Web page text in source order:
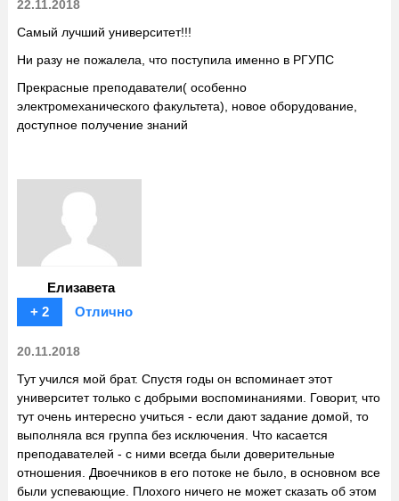
22.11.2018
Самый лучший университет!!!
Ни разу не пожалела, что поступила именно в РГУПС
Прекрасные преподаватели( особенно
электромеханического факультета), новое оборудование,
доступное получение знаний
Елизавета
+ 2
Отлично
20.11.2018
Тут учился мой брат. Спустя годы он вспоминает этот
университет только с добрыми воспоминаниями. Говорит, что
тут очень интересно учиться - если дают задание домой, то
выполняла вся группа без исключения. Что касается
преподавателей - с ними всегда были доверительные
отношения. Двоечников в его потоке не было, в основном все
были успевающие. Плохого ничего не может сказать об этом